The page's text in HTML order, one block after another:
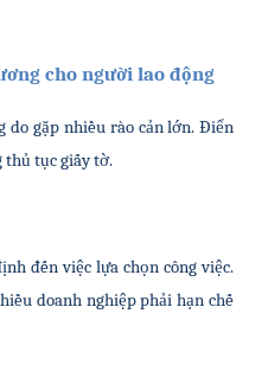
cho người lao động
do gặp nhiều rào cản lớn. Điển
thủ tục giấy tờ.
đến việc lựa chọn công việc.
doanh nghiệp phải hạn chế